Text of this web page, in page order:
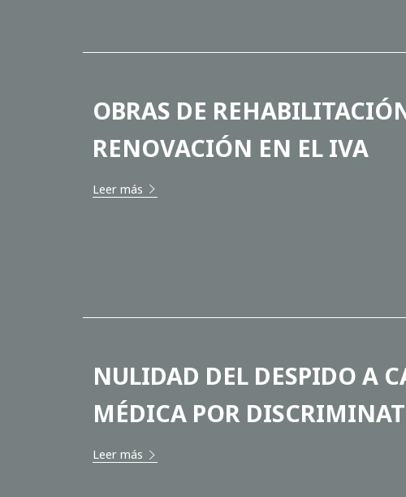
OBRAS DE
RENOVACIÓN EN EL IVA
Leer más
NULIDAD DEL DESPIDO A
MÉDICA POR
Leer más